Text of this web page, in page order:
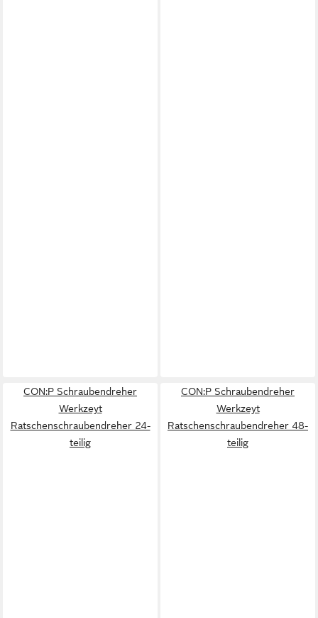
CON:P Schraubendreher
Werkzeyt
Ratschenschraubendreher 24-
teilig
CON:P Schraubendreher
Werkzeyt
Ratschenschraubendreher 48-
teilig